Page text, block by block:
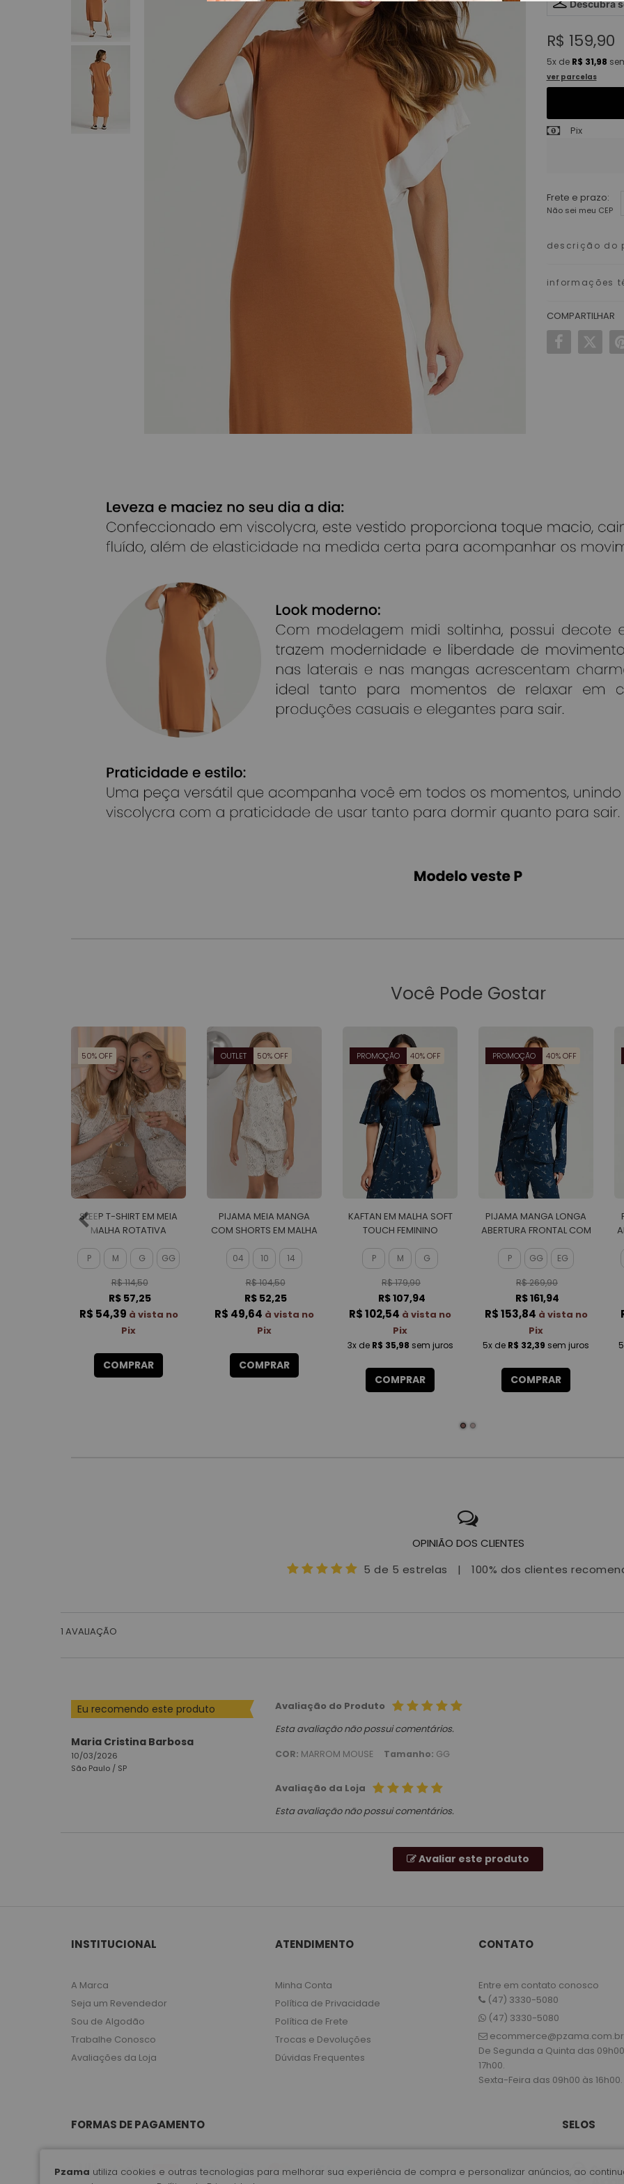
Pzama utiliza cookies e outras tecnologias para melhorar sua experiência de compra e personalizar anúncios, ao
Descubra
R$ 159,90
5xde R$ 31,98
ver parcelas
Pix
Frete e prazo:
Não sei meu CEP
descrição do
informações
COMPARTILHAR
Você Pode Gostar
50% OFF
SLEEP T-SHIRT EM MEIA
MALHA ROTATIVA
P M G GG
R$ 114,50
R$ 57,25
R$ 54,39 à vista no
Pix
COMPRAR
OUTLET 50% OFF
PIJAMA MEIA MANGA
COM SHORTS EM MALHA
04 10 14
R$ 104,50
R$ 52,25
R$ 49,64 à vista no
Pix
COMPRAR
PROMOÇÃO 40% OFF
KAFTAN EM MALHA SOFT
TOUCH FEMININO
P M G
R$ 179,90
R$ 107,94
R$ 102,54 à vista no
Pix
3xde R$ 35,98 sem juros
COMPRAR
PROMOÇÃO 40% OFF
PIJAMA MANGA LONGA
ABERTURA FRONTAL COM
TOUCH FEMININO
P GG EG
R$ 269,90
R$ 161,94
R$ 153,84 à vista no
Pix
5x de R$ 32,39 sem juros
COMPRAR
OPINIÃO DOS CLIENTES
5 de 5 estrelas
| 100% dos clientes
1 AVALIAÇÃO
Eu recomendo este produto
Maria Cristina Barbosa
10/03/2026
São Paulo / SP
Avaliação do Produto
Esta avaliação não possui comentários.
COR: MARROM MOUSE Tamanho: GG
Avaliação da Loja
Esta avaliação não possui comentários.
Avaliar este produto
INSTITUCIONAL
A Marca
Seja um Revendedor
Sou de Algodão
Trabalhe Conosco
Avaliações da Loja
ATENDIMENTO
Minha Conta
Política de Privacidade
Política de Frete
Trocas e Devoluções
Dúvidas Frequentes
CONTATO
Entre em contato conosco
(47) 3330-5080
(47) 3330-5080
ecommerce@pzama.com.br
De Segunda a Quinta das
17h00.
Sexta-Feira das 09h00 às 16h00.
FORMAS DE PAGAMENTO SELOS